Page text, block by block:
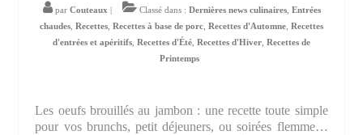
par Couteaux Classé dans : Dernières news culinaires, Entrées
chaudes Recettes Recettes à base de porc Recettes d'Automne Recettes
d'entrées et apéritifs Recettes d'Été Recettes d'Hiver Recettes de
Printemps
Les oeufs brouillés au jambon : une recette toute simple
pour vos brunchs, petit déjeuners, ou soirées flemme…